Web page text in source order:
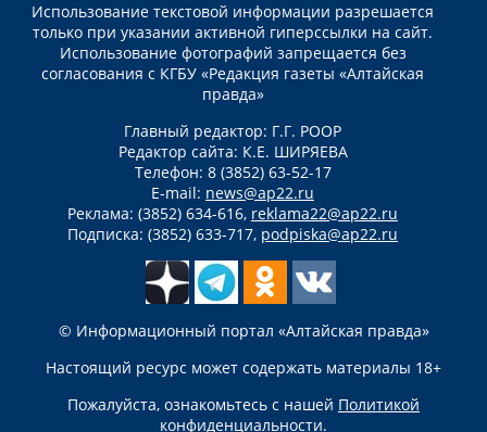
Использование текстовой информации разрешается
только при указании активной гиперссылки на сайт.
Использование фотографий запрещается без
согласования с КГБУ «Редакция газеты «Алтайская
правда»
Главный редактор: Г.Г. РООР
Редактор сайта: К.Е. ШИРЯЕВА
Телефон: 8 (3852) 63-52-17
E-mail: news@ap22.ru
Реклама: (3852) 634-616, reklama22@ap22.ru
Подписка: (3852) 633-717, podpiska@ap22.ru
© Информационный портал «Алтайская правда»
Настоящий ресурс может содержать материалы 18+
Пожалуйста, ознакомьтесь с нашей Политикой
конфиденциальности.